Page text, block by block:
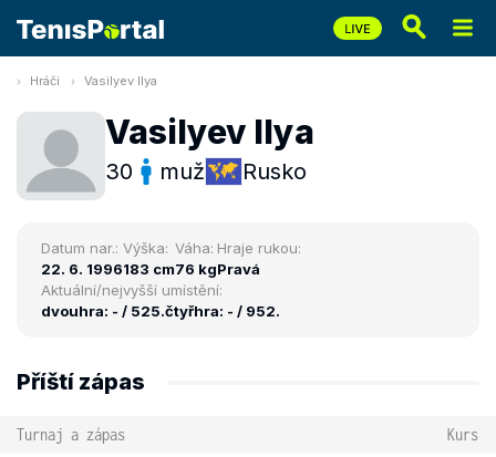
Hráči Vasilyev Ilya
Vasilyev Ilya
30 muž Rusko
Datum nar.:
22. 6. 1996
Výška:
183 cm
Váha:
76 kg
Hraje rukou:
Pravá
Aktuální/nejvyšší umístění:
dvouhra: - / 525.čtyřhra: - / 952.
Příští zápas
Turnaj a zápas Kurs